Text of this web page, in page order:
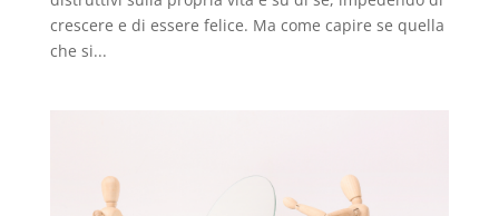
crescere e di essere felice. Ma come capire se quella
che si...